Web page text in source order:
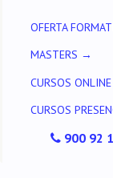
OFERTA
MASTERS →
CURSOS
CURSOS
900 92